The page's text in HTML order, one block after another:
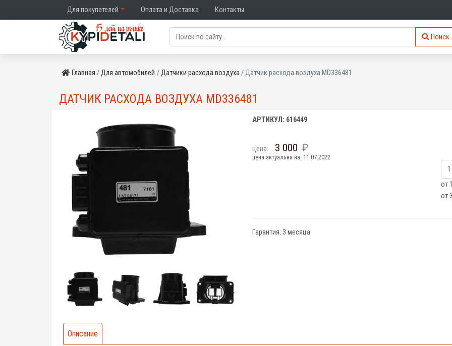
Для покупателей Оплата и Доставка Контакты
Поиск
Главная Для автомобилей Датчики расхода воздуха Датчик расхода воздуха MD336481
ДАТЧИК РАСХОДА ВОЗДУХА MD336481
АРТИКУЛ: 616449
цена: 3 000
цена актуальна на: 11.07.2022
от
от
Гарантия: 3 месяца
Описание